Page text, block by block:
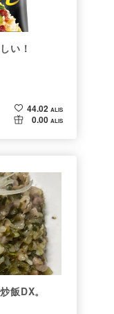
い！
44.02 ALIS
0.00 ALIS
飯DX。